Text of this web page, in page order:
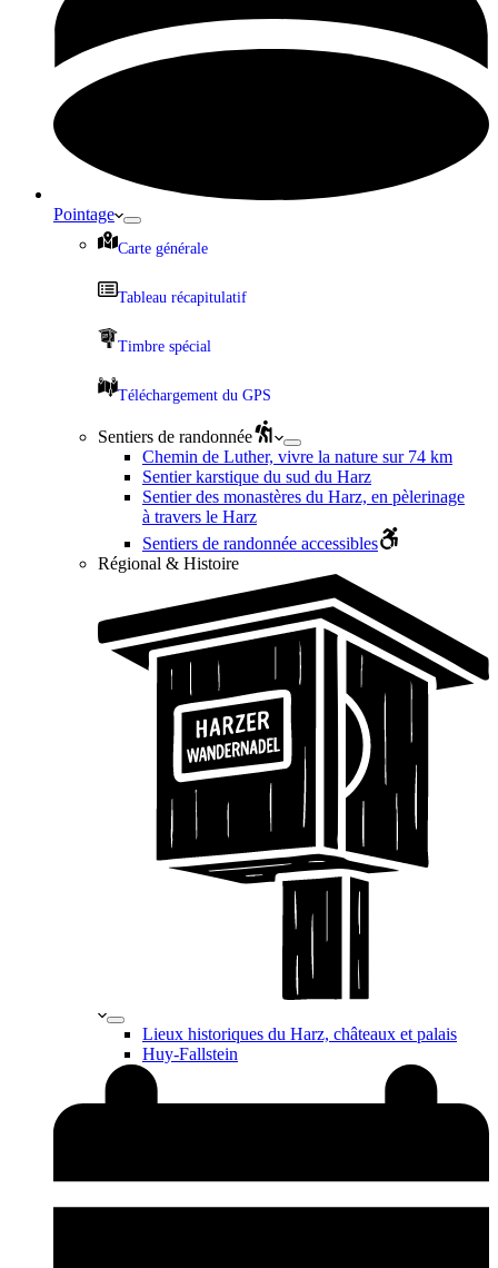
Pointage
Carte générale
Tableau récapitulatif
Timbre spécial
Téléchargement du GPS
Sentiers de randonnée
Chemin de Luther, vivre la nature sur 74 km
Sentier karstique du sud du Harz
Sentier des monastères du Harz, en pèlerinage
à travers le Harz
Sentiers de randonnée accessibles
Régional & Histoire
Lieux historiques du Harz, châteaux et palais
Huy-Fallstein